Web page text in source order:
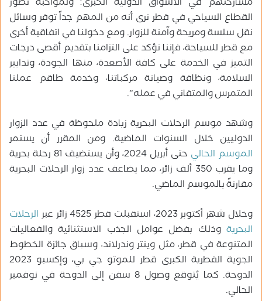
القطاع السياحي في قطر نرى أنه من المهم جداً توفر وسائل
نقل سلسة ومريحة وآمنة للزوار. ومع دخولنا في اتفاقية أخرى
مع قطر للسياحة، فإننا نؤكد على التزامنا بتقديم أقصى درجات
التميز في الخدمة على كافة الأصعدة، منها الجودة، وتدابير
السلامة، ونظافة وصيانة مركباتنا، وخدمة طاقم عملنا
المتمرس والمتفاني في عمله”.
وشهد موسم الرحلات البحرية زيادة ملحوظة في عدد الزوار
الدوليين خلال السنوات الماضية. ومن المقرر أن يستمر
الموسم الحالي
حتى أبريل 2024، وأن يستضيف 81 رحلة بحرية
وما يقرب 350 ألف زائر، مما يضاعف عدد زوار الرحلات البحرية
مقارنةً بالموسم الماضي.
وخلال شهر أكتوبر 2023، استقبلت قطر 4525 زائر عبر
الرحلات
البحرية وذلك بفضل عوامل الجذب الاستثنائية والفعاليات
المتنوعة في قطر، مثل وينتر وندرلاند، وسباق جائزة الخطوط
الجوية القطرية الكبرى قطر للموتو جي بي، وإكسبو 2023
الدوحة. كما يُتوقع وصول 8 سفن إلى الدوحة في نوفمبر
الحالي.